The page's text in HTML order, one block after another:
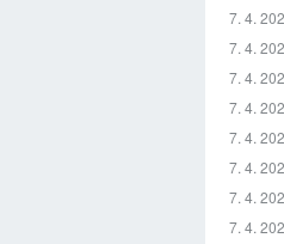
7. 4.
7. 4.
7. 4.
7. 4.
7. 4.
7. 4.
7. 4.
7. 4.